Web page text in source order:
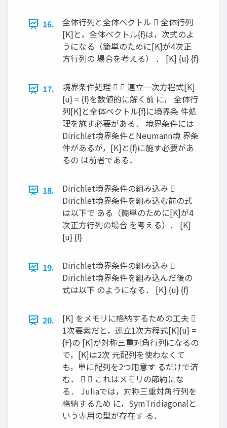
16.
全体行列と全体ベクトル  全体行列
[K]と，全体ベクトル{f}は，次式のよ
うになる（簡単のために[K]が4次正
方行列の 場合を考える） ． [K] {u} {f}
17.
境界条件処理   連立一次方程式[K]
{u} = {f}を数値的に解く前 に， 全体行
列[K]と全体ベクトル{f}に境界条 件処
理を施す必要がある． 境界条件には
Dirichlet境界条件とNeumann境 界条
件があるが，[K]と{f}に施す必要があ
るの は前者である．
18.
Dirichlet境界条件の組み込み 
Dirichlet境界条件を組み込む前の式
は以下で ある（簡単のために[K]が4
次正方行列の場合 を考える）． [K]
{u} {f}
19.
Dirichlet境界条件の組み込み 
Dirichlet境界条件を組み込んだ後の
式は以下 のようになる． [K] {u} {f}
20.
[K] をメモリに格納するための工夫 
1次要素だと，連立1次方程式[K]{u} =
{F}の [K]が対称三重対角行列になるの
で，[K]は2次 元配列を使わなくて
も，単に配列を2つ用意す るだけで済
む．   これはメモリの節約にな
る． Juliaでは，対称三重対角行列を
格納するため に，SymTridiagonalと
いう専用の型が存在す る．